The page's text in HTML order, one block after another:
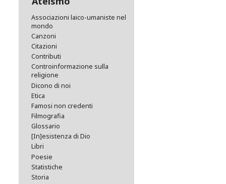
Associazioni laico-umaniste nel
mondo
Canzoni
Citazioni
Contributi
Controinformazione sulla
religione
Dicono di noi
Etica
Famosi non credenti
Filmografia
Glossario
[In]esistenza di Dio
Libri
Poesie
Statistiche
Storia